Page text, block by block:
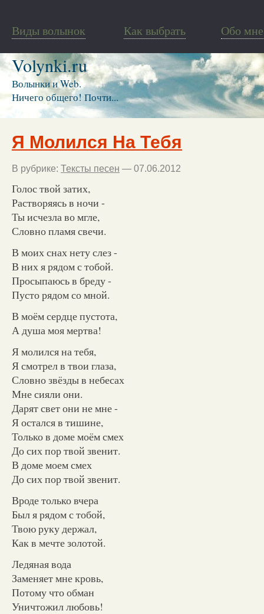
Виды волынок Как выбрать Обо мне
Volynki.ru
Волынки и Web.
Ничего общего! Почти...
Я Молился На Тебя
В рубрике: Тексты песен — 07.06.2012
Голос твой затих,
Растворяясь в ночи -
Ты исчезла во мгле,
Словно пламя свечи.
В моих снах нету слез -
В них я рядом с тобой.
Просыпаюсь в бреду -
Пусто рядом со мной.
В моём сердце пустота,
А душа моя мертва!
Я молился на тебя,
Я смотрел в твои глаза,
Словно звёзды в небесах
Мне сияли они.
Дарят свет они не мне -
Я остался в тишине,
Только в доме моём смех
До сих пор твой звенит.
В доме моем смех
До сих пор твой звенит.
Вроде только вчера
Был я рядом с тобой,
Твою руку держал,
Как в мечте золотой.
Ледяная вода
Заменяет мне кровь,
Потому что обман
Уничтожил любовь!